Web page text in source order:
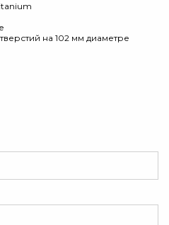
на 102 мм диаметре